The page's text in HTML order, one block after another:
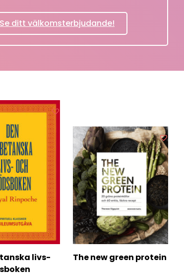
Se ditt välkomsterbjudande!
livs-
The new green protein